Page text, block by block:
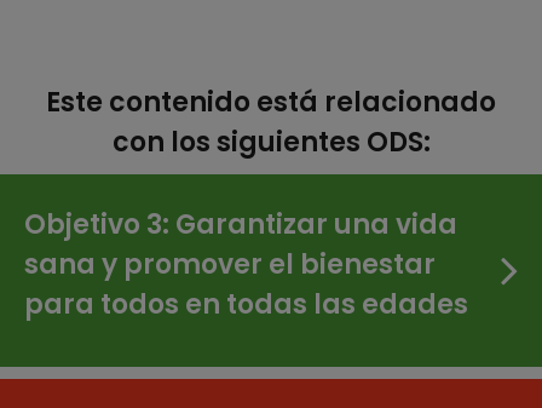
Este contenido está relacionado
con los siguientes ODS:
Objetivo 3: Garantizar una vida
sana y promover el bienestar
para todos en todas las edades